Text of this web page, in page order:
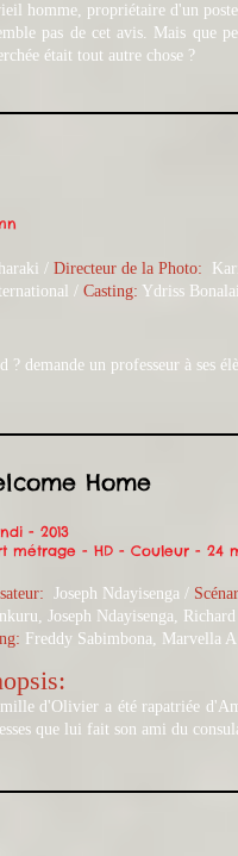
homme, propriétaire d'un
pas de cet avis. Mais que
était tout autre chose ?
/ Directeur de la Photo:
/ Casting: Ydriss
demande un professeur à ses
Home
- 2013
métrage - HD - Couleur - 24
Joseph Ndayisenga /
Joseph Ndayisenga,
Freddy Sabimbona, Marvella
d'Olivier a été rapatriée
que lui fait son ami du